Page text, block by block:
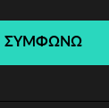
ώρες 00λεπτά
ΣΥΜΦΩΝΩ